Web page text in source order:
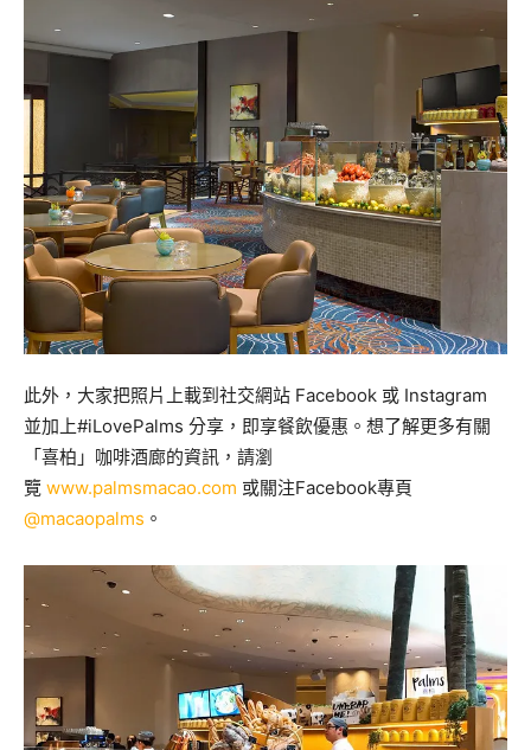
此外，大家把照片上載到社交網站 Facebook 或 Instagram
並加上#iLovePalms 分享，即享餐飲優惠。想了解更多有關
「喜柏」咖啡酒廊的資訊，請瀏
覽 www.palmsmacao.com 或關注Facebook專頁
@macaopalms 。